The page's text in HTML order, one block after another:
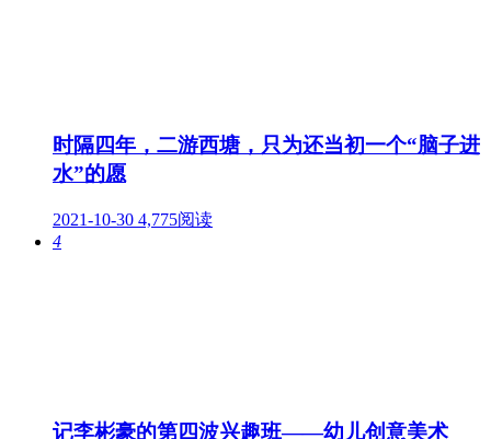
时隔四年，二游西塘，只为还当初一个“脑子进
水”的愿
2021-10-30 4,775阅读
4
记李彬豪的第四波兴趣班——幼儿创意美术